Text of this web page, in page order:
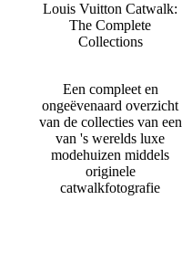
Louis Vuitton Catwalk:
The Complete
Collections
Een compleet en
ongeëvenaard overzicht
van de collecties van een
van 's werelds luxe
modehuizen middels
originele
catwalkfotografie